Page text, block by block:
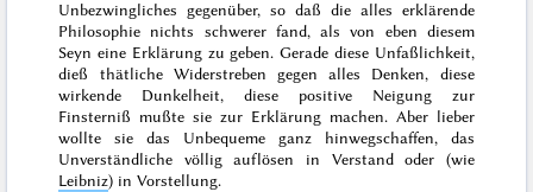
Unbezwingliches gegenüber, so daß die alles erklärende
Philosophie nichts schwerer fand, als von eben diesem
Seyn eine Erklärung zu geben. Gerade diese Unfaßlichkeit,
dieß thätliche Widerstreben gegen alles Denken, diese
wirkende Dunkelheit, diese positive Neigung zur
Finsterniß mußte sie zur Erklärung machen. Aber lieber
wollte sie das Unbequeme ganz hinwegschaffen, das
Unverständliche völlig auflösen in Verstand oder (wie
Leibniz) in Vorstellung.